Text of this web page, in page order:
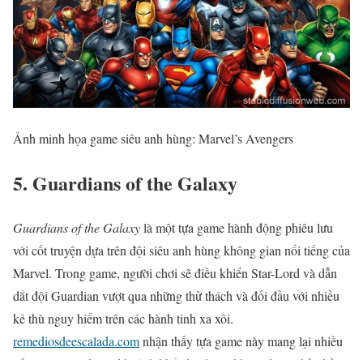
Ảnh minh họa game siêu anh hùng: Marvel’s Avengers
5. Guardians of the Galaxy
Guardians of the Galaxylà một tựa game hành động phiêu lưu
với cốt truyện dựa trên đội siêu anh hùng không gian nổi tiếng của
Marvel. Trong game, người chơi sẽ điều khiển Star-Lord và dẫn
dắt đội Guardian vượt qua những thử thách và đối đầu với nhiều
kẻ thù nguy hiểm trên các hành tinh xa xôi.
remediosdeescalada.comnhận thấy tựa game này mang lại nhiều